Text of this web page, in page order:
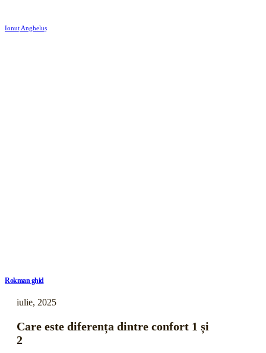
Ionuț Angheluș
Rokman ghid
iulie, 2025
Care este diferența dintre confort 1 și
2